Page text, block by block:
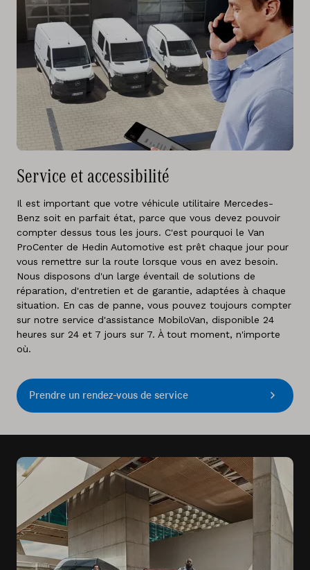
Service et accessibilité
Il est important que votre véhicule utilitaire Mercedes-
Benz soit en parfait état, parce que vous devez pouvoir
compter dessus tous les jours. C'est pourquoi le Van
ProCenter de Hedin Automotive est prêt chaque jour pour
vous remettre sur la route lorsque vous en avez besoin.
Nous disposons d'un large éventail de solutions de
réparation, d'entretien et de garantie, adaptées à chaque
situation. En cas de panne, vous pouvez toujours compter
sur notre service d'assistance MobiloVan, disponible 24
heures sur 24 et 7 jours sur 7. À tout moment, n'importe
où.
Prendre un rendez-vous de service